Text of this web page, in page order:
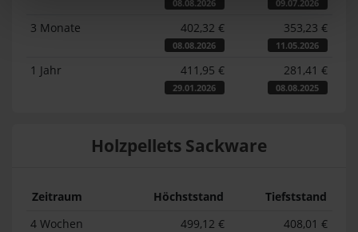
08.08.2026 09.07.2026
3 Monate 402,32 €
08.08.2026
353,23 €
11.05.2026
1 Jahr 411,95 €
29.01.2026
281,41 €
08.08.2025
Holzpellets Sackware
Zeitraum Höchststand
Tiefststand
4 Wochen
499,12 € 408,01 €